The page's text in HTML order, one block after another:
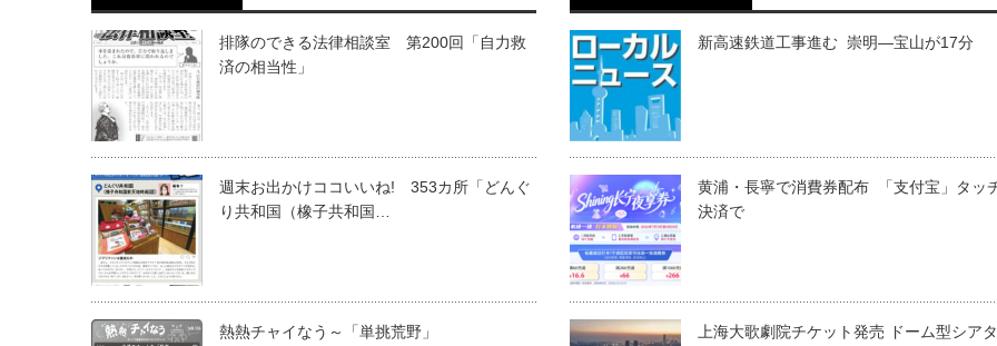
排隊のできる法律相談室 第200回「自力救
済の相当性」
週末お出かけココいいね! 353カ所「どんぐ
り共和国（橡子共和国…
熱熱チャイなう～「単挑荒野」
新高速鉄道工事進む 崇明―宝山が17分
黄浦・長寧で消費券配布 「支付宝」タッ
決済で
上海大歌劇院チケット発売 ドーム型シア